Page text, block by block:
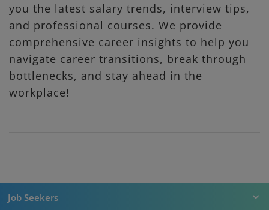
you the latest salary trends, interview tips,
and professional courses. We provide
comprehensive career insights to help you
navigate career transitions, break through
bottlenecks, and stay ahead in the
workplace!
Job Seekers